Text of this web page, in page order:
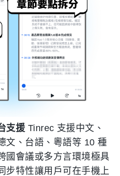
支援 Tinrec 支援中文、
文、台語、粵語等 10 種
國會議或多方言環境極具
步特性讓用戶可在手機上